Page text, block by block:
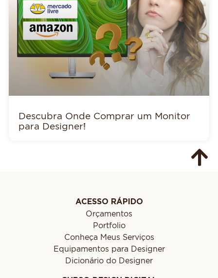
Descubra Onde Comprar um Monitor
para Designer!
ACESSO RÁPIDO
Orçamentos
Portfolio
Conheça Meus Serviços
Equipamentos para Designer
Dicionário do Designer